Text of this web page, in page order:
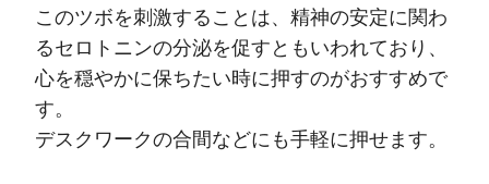
このツボを刺激することは、精神の安定に関わ
るセロトニンの分泌を促すともいわれており、
心を穏やかに保ちたい時に押すのがおすすめで
す。
デスクワークの合間などにも手軽に押せます。